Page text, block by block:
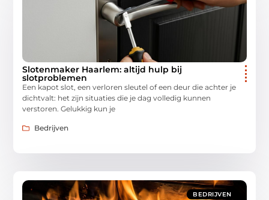
Slotenmaker Haarlem: altijd hulp bij
slotproblemen
Een kapot slot, een verloren sleutel of een deur die achter je
dichtvalt: het zijn situaties die je dag volledig kunnen
verstoren. Gelukkig kun je
Bedrijven
BEDRIJVEN